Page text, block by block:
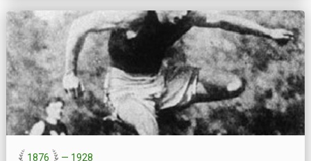
1876 — 1928